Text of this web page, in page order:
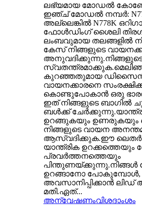
ലഭ്യമായ മോഡൽ കോബോ
ഇഞ്ച് മോഡൽ നമ്പർ:
അല്ലെങ്കിൽ N778K
ഫോൾഡിംഗ് ശൈലി
ലംബവുമായ തലങ്ങളിൽ
കേസ് നിങ്ങളുടെ
കുറഞ്ഞതുമായ ഡിസൈൻ
വായനക്കാരനെ
കൊണ്ടുപോകാൻ ഒരു
ഇത് നിങ്ങളുടെ ബാഗിൽ
ബൾക്ക്
ഉറങ്ങുകയും ഉണരുകയും
നിങ്ങളുടെ വായന
ആസ്വദിക്കുക.ഈ
യാന്ത്രിക ഉറക്കത്തെയും
പ്രവർത്തനത്തെയും
ഉറങ്ങാനോ പോകുമ്പോൾ,
അവസാനിപ്പിക്കാൻ ലിഡ്
മതി.ഏത്...
അന്വേഷണംവിശദാംശം